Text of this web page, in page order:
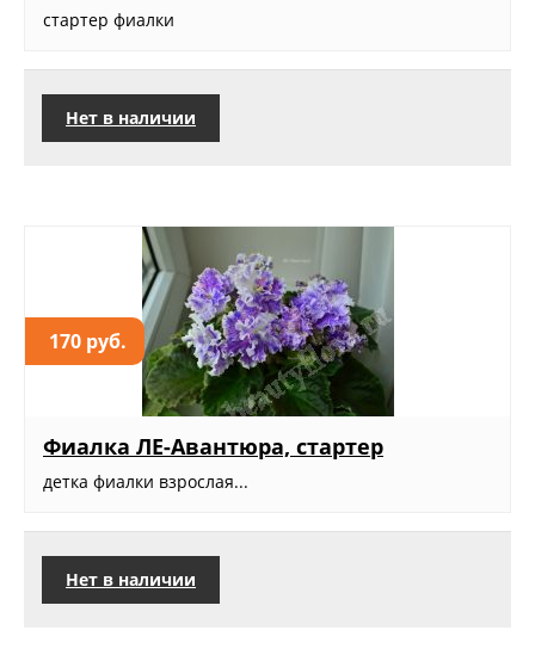
стартер фиалки
Нет в наличии
170 руб.
Фиалка ЛЕ-Авантюра, стартер
детка фиалки взрослая...
Нет в наличии